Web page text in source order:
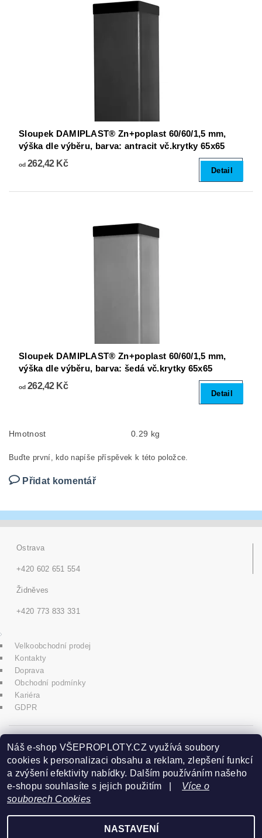
Sloupek DAMIPLAST® Zn+poplast 60/60/1,5 mm,
výška dle výběru, barva: antracit vč.krytky 65x65
od262,42 Kč
Detail
Sloupek DAMIPLAST® Zn+poplast 60/60/1,5 mm,
výška dle výběru, barva: šedá vč.krytky 65x65
od262,42 Kč
Detail
Hmotnost 0.29 kg
Buďte první, kdo napíše příspěvek k této položce.
Přidat komentář
Ostrava
+420 602 651 554
Židněves
+420 773 833 331
Velkoobchodní prodej
Kontakty
Doprava
Obchodní podmínky
Kariéra
GDPR
icons8.com
Praha - Herink
+420 606 020 266
Náš e-shop VŠEPROPLOTY.CZ využívá soubory
cookies k personalizaci obsahu a reklam, zlepšení funkcí
a zvýšení efektivity nabídky. Dalším používáním našeho
e-shopu souhlasíte s jejich použitím | Více o
souborech Cookies
NASTAVENÍ